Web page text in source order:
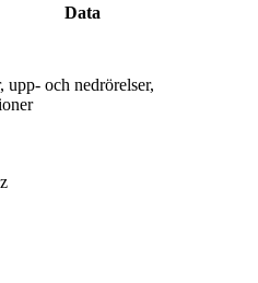
Data
upp- och nedrörelser,